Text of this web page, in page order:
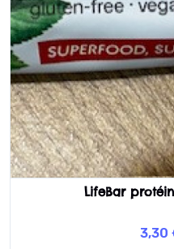
LifeBar
3,30